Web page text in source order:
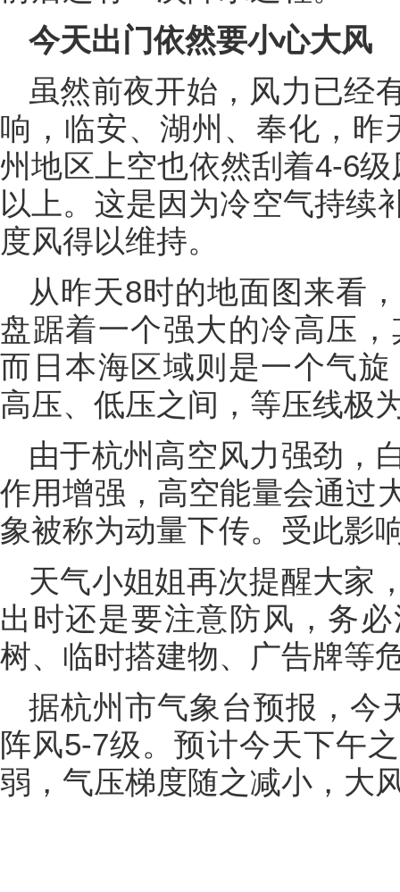
今天出门依然要小心大风
虽然前夜开始，风力已经
响，临安、湖州、奉化，
州地区上空也依然刮着4-6
以上。这是因为冷空气持续
度风得以维持。
从昨天8时的地面图来看
盘踞着一个强大的冷高压
而日本海区域则是一个气
高压、低压之间，等压线极
由于杭州高空风力强劲，
作用增强，高空能量会通过
象被称为动量下传。受此影
天气小姐姐再次提醒大家
出时还是要注意防风，务
树、临时搭建物、广告牌等
据杭州市气象台预报，今
阵风5-7级。预计今天下午
弱，气压梯度随之减小，大